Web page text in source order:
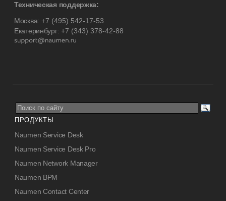
Техническая поддержка:
Москва: +7 (495) 542-17-53
Екатеринбург:+7 (343) 378-42-88
ПРОДУКТЫ
Naumen Service Desk
Naumen Service Desk Pro
Naumen Network Manager
Naumen BPM
Naumen Contact Center